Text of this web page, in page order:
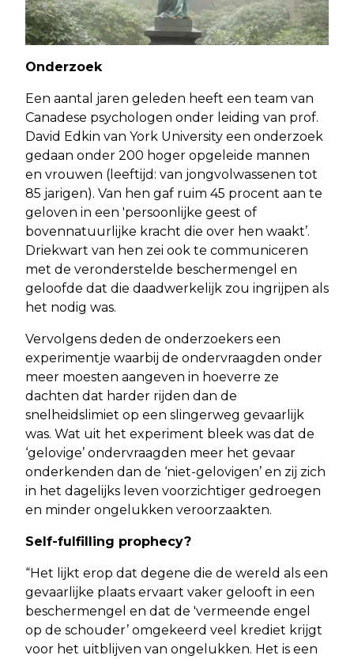
Onderzoek
Een aantal jaren geleden heeft een team van
Canadese psychologen onder leiding van prof.
David Edkin van York University een onderzoek
gedaan onder 200 hoger opgeleide mannen
en vrouwen (leeftijd: van jongvolwassenen tot
85 jarigen). Van hen gaf ruim 45 procent aan te
geloven in een 'persoonlijke geest of
bovennatuurlijke kracht die over hen waakt’.
Driekwart van hen zei ook te communiceren
met de veronderstelde beschermengel en
geloofde dat die daadwerkelijk zou ingrijpen als
het nodig was.
Vervolgens deden de onderzoekers een
experimentje waarbij de ondervraagden onder
meer moesten aangeven in hoeverre ze
dachten dat harder rijden dan de
snelheidslimiet op een slingerweg gevaarlijk
was. Wat uit het experiment bleek was dat de
‘gelovige’ ondervraagden meer het gevaar
onderkenden dan de ‘niet-gelovigen’ en zij zich
in het dagelijks leven voorzichtiger gedroegen
en minder ongelukken veroorzaakten.
Self-fulfilling prophecy?
“Het lijkt erop dat degene die de wereld als een
gevaarlijke plaats ervaart vaker gelooft in een
beschermengel en dat de 'vermeende engel
op de schouder’ omgekeerd veel krediet krijgt
voor het uitblijven van ongelukken. Het is een